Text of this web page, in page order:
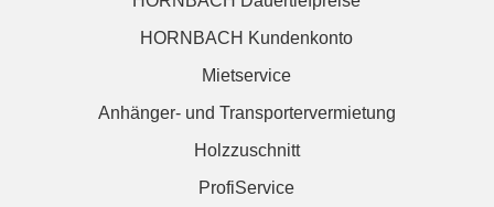
HORNBACH Kundenkonto
Mietservice
Anhänger- und Transportervermietung
Holzzuschnitt
ProfiService